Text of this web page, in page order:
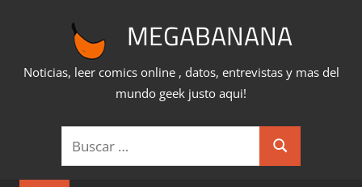
MEGABANANA
Noticias, leer comics online , datos, entrevistas y mas del
mundo geek justo aqui!
Buscar:
Buscar